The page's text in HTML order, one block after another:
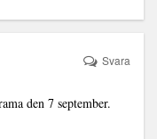
den 7 september.
Svara